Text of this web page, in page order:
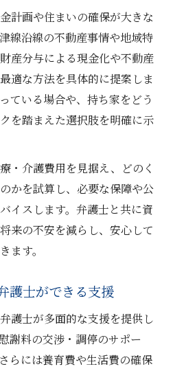
計画や住まいの確保が大きな
線沿線の不動産事情や地域特
産分与による現金化や不動産
適な方法を具体的に提案しま
ている場合や、持ち家をどう
を踏まえた選択肢を明確に示
・介護費用を見据え、どのく
かを試算し、必要な保障や公
イスします。弁護士と共に資
来の不安を減らし、安心して
ます。
護士ができる支援
護士が多面的な支援を提供し
謝料の交渉・調停のサポー
らには養育費や生活費の確保